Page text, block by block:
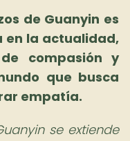
de Guanyin es
en la actualidad,
compasión y
que busca
empatía.
se extiende